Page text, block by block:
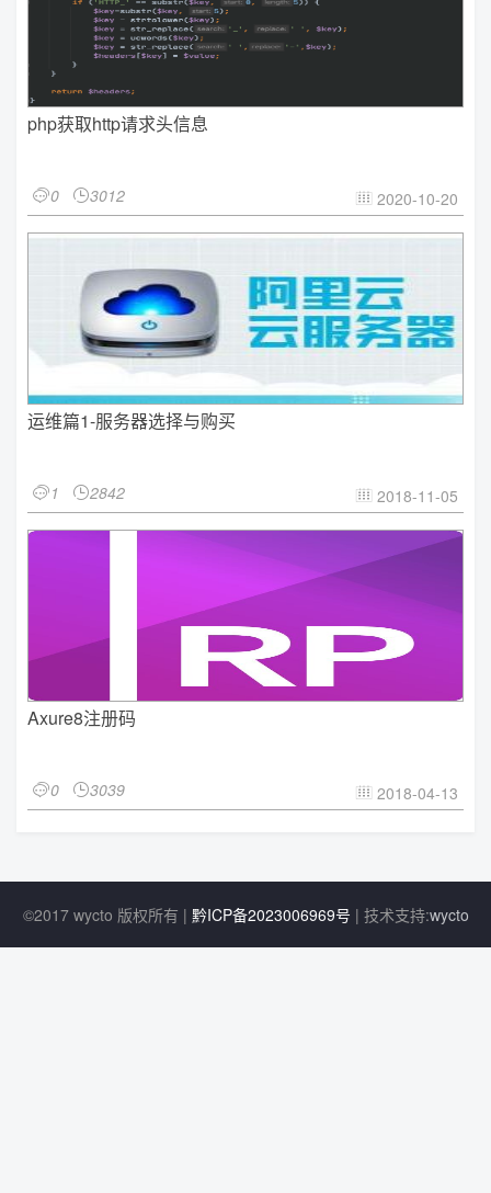
php获取http请求头信息
0 3012  2020-10-20
运维篇1-服务器选择与购买
1 2842  2018-11-05
Axure8注册码
0 3039  2018-04-13
©2017 wycto 版权所有 | 黔ICP备2023006969号 | 技术支持:wycto